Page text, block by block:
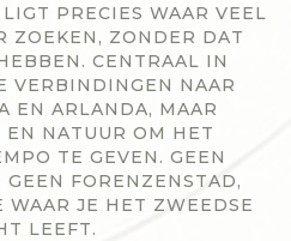
PRECIES WAAR VEEL
ZOEKEN, ZONDER DAT
CENTRAAL IN
VERBINDINGEN NAAR
EN ARLANDA, MAAR
NATUUR OM HET
TE GEVEN. GEEN
FORENZENSTAD,
WAAR JE HET ZWEEDSE
LEEFT.